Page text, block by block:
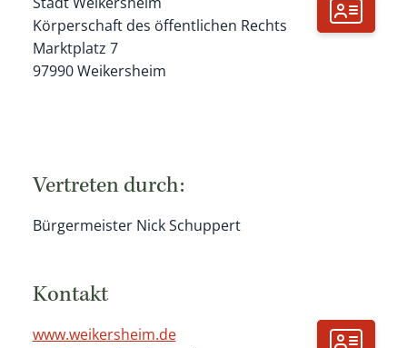
Körperschaft des öffentlichen Rechts
Marktplatz 7
97990 Weikersheim
Vertreten durch:
Bürgermeister Nick Schuppert
Kontakt
www.weikersheim.de